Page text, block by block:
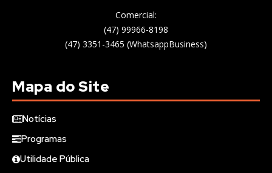
Comercial:
(47) 99966-8198
(47) 3351-3465 (WhatsappBusiness)
Mapa do Site
Notícias
Programas
Utilidade Pública